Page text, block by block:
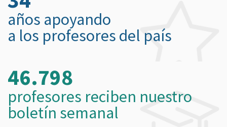
años apoyando
a los profesores del país
46.798
profesores reciben nuestro
boletín semanal